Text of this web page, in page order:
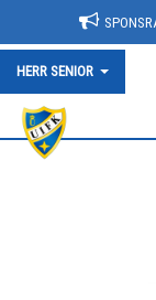
HERR SENIOR
NYHETER